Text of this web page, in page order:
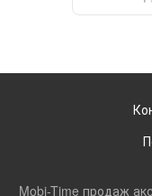
Mobi-Time продаж